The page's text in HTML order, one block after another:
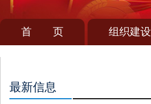
首 页 组织建设
最新信息